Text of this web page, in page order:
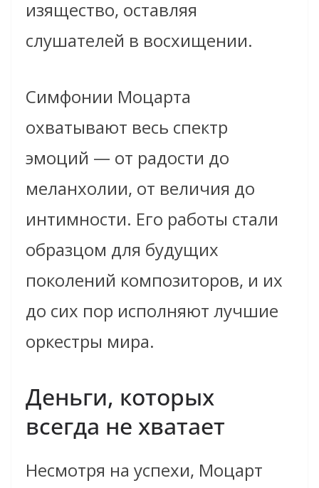
изящество, оставляя
слушателей в восхищении.
Симфонии Моцарта
охватывают весь спектр
эмоций — от радости до
меланхолии, от величия до
интимности. Его работы стали
образцом для будущих
поколений композиторов, и их
до сих пор исполняют лучшие
оркестры мира.
Деньги, которых
всегда не хватает
Несмотря на успехи, Моцарт